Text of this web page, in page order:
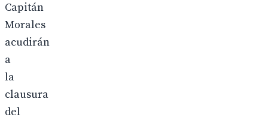
Capitán
Morales
acudirán
a
la
clausura
del